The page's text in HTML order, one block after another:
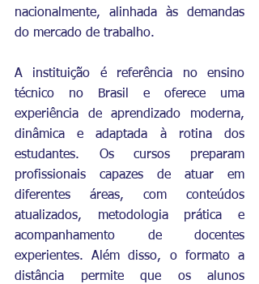
nacionalmente, alinhada às demandas
do mercado de trabalho.
A instituição é referência no ensino
técnico no Brasil e oferece uma
experiência de aprendizado moderna,
dinâmica e adaptada à rotina dos
estudantes. Os cursos preparam
profissionais capazes de atuar em
diferentes áreas, com conteúdos
atualizados, metodologia prática e
acompanhamento de docentes
experientes. Além disso, o formato a
distância permite que os alunos